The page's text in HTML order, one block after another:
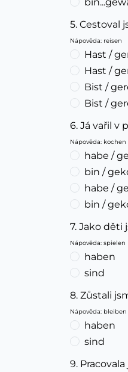
5. Cestoval
Nápověda: reisen
Hast /
Hast /
Bist /
Bist /
6. Já vařil v
Nápověda: kochen
habe /
bin /
habe /
bin /
7. Jako děti
Nápověda: spielen
haben
sind
8. Zůstali
Nápověda: bleiben
haben
sind
9. Pracovala